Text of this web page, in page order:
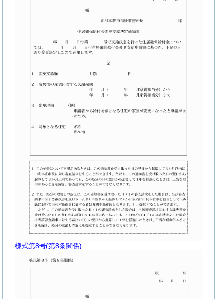
様式第8号(第8条関係)